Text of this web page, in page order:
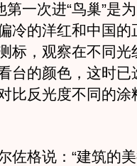
第一次进“鸟巢”是
冷的洋红和中国的
标，观察在不同光
台的颜色，这时已
比反光度不同的涂
格说：“建筑的美